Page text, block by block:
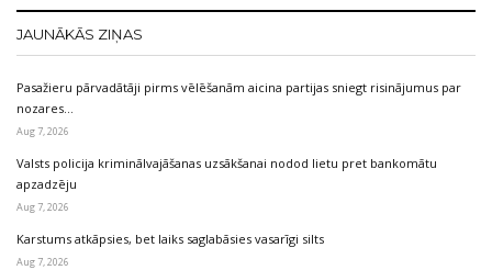
JAUNĀKĀS ZIŅAS
Pasažieru pārvadātāji pirms vēlēšanām aicina partijas sniegt risinājumus par
nozares…
Aug 7, 2026
Valsts policija kriminālvajāšanas uzsākšanai nodod lietu pret bankomātu
apzadzēju
Aug 7, 2026
Karstums atkāpsies, bet laiks saglabāsies vasarīgi silts
Aug 7, 2026